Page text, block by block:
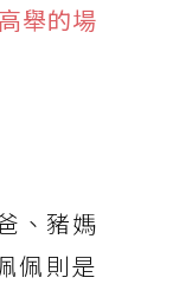
舉的場
、豬媽
佩則是